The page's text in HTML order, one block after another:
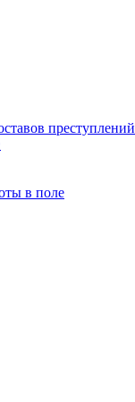
преступлений
в поле